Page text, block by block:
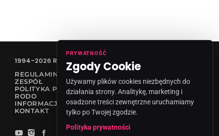
1994-2026 RADIO VANESSA SPÓŁKA Z O.O
REGULAMIN KONKURSÓW
ZESPÓŁ
POLITYKA PRYWATNOŚCI
RODO
INFORMACJA O NADAWCY
KONTAKT
PRYWATNOŚĆ
Zgody Cookie
Używamy plików cookies niezbędnych do
działania strony. Analitykę, marketing i
osadzone treści zewnętrzne uruchamiamy
tylko po Twojej zgodzie.
Polityka prywatności